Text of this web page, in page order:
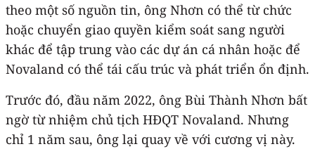
theo một số nguồn tin, ông Nhơn có thể từ chức
hoặc chuyển giao quyền kiểm soát sang người
khác để tập trung vào các dự án cá nhân hoặc để
Novaland có thể tái cấu trúc và phát triển ổn định.
Trước đó, đầu năm 2022, ông Bùi Thành Nhơn bất
ngờ từ nhiệm chủ tịch HĐQT Novaland. Nhưng
chỉ 1 năm sau, ông lại quay về với cương vị này.